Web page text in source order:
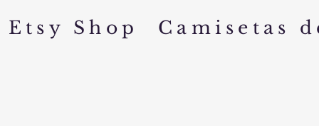
Etsy Shop Camisetas